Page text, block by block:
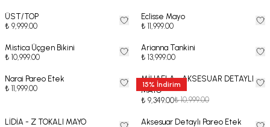
ÜST/TOP
₺ 9,999.00
Eclisse Mayo
₺ 11,999.00
Mistica Üçgen Bikini
₺ 10,999.00
Arianna Tankini
₺ 13,999.00
Narai Pareo Etek
₺ 11,999.00
15% İndirim
MİHAELA - AKSESUAR DETAYLI
MAYO
₺ 9,349.00₺ 10,999.00
LİDİA - Z TOKALI MAYO
Aksesuar Detaylı Pareo Etek